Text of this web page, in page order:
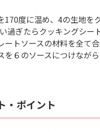
170度に温め、4の生地を
過ぎたらクッキングシー
ートソースの材料を全て
を６のソースにつけながら
・ポイント